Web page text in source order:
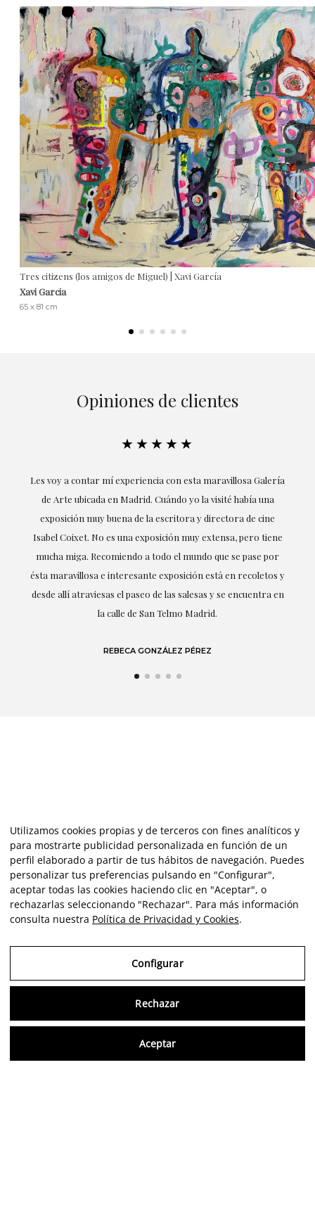
Tres citizens (los amigos de Miguel) | Xavi García
Xavi Garcia
65 x 81 cm
Opiniones de clientes
★★★★★
Excepcional. María me ha acompañado en todo momento en
la obtención de la obra y desde el inicio ha sabido entender
mis gustos y necesidades, la cercanía, la empatía y la
profesionalidad han estado presentes en cada momento,
destacando (por supuesto) el amor y conocimiento sobre lo
que habla: el arte.
LAURA GUTIÉRREZ
Utilizamos cookies propias y de terceros con fines analíticos y
para mostrarte publicidad personalizada en función de un
perfil elaborado a partir de tus hábitos de navegación. Puedes
personalizar tus preferencias pulsando en "Configurar",
aceptar todas las cookies haciendo clic en "Aceptar", o
rechazarlas seleccionando "Rechazar". Para más información
consulta nuestra Política de Privacidad y Cookies.
Configurar
Rechazar
Aceptar